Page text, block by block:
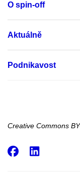
O spin-off
Aktuálně
Podnikavost
Creative Commons
Facebook